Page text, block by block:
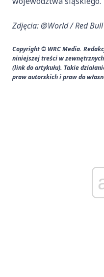
Zdjęcia: @World / Red
Copyright © WRC Media.
niniejszej treści w
(link do artykułu). Takie
praw autorskich i praw do